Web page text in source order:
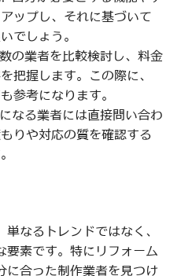
ップし、それに基づいて
でしょう。
の業者を比較検討し、料金
把握します。この際に、
参考になります。
なる業者には直接問い合わ
りや対応の質を確認する
なるトレンドではなく、
要素です。特にリフォーム
に合った制作業者を見つけ